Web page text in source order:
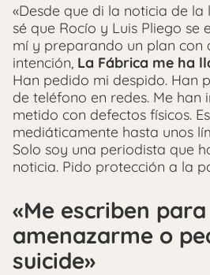
«Desde que di la noticia de
sé que Rocío y Luis Pliego se
mí y preparando un plan con
intención, La Fábrica me ha
Han pedido mi despido. Han
de teléfono en redes. Me han
metido con defectos físicos.
mediáticamente hasta unos
Solo soy una periodista que
noticia. Pido protección a la
«Me escriben para
amenazarme o
suicide»